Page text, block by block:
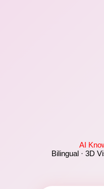
AI
Bilingual · 3D